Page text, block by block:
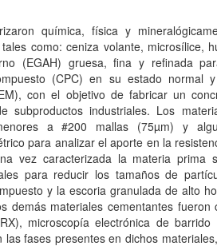
química, física y
tales como: ceniza volante, microsílice,
(EGAH) gruesa, fina y refinada
(CPC) en su estado normal
con el objetivo de fabricar un
subproductos industriales. Los
a #200 mallas (75µm) y
para analizar el aporte en la
vez caracterizada la materia prima
para reducir los tamaños de
y la escoria granulada de alto
demás materiales cementantes fueron
microscopía electrónica de
las fases presentes en dichos